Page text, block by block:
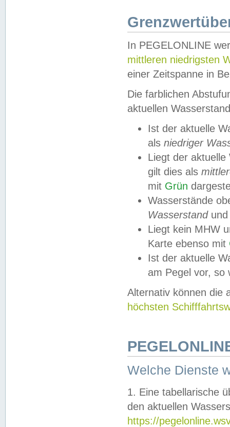
In PEGELONLINE
mittleren niedrigsten
einer Zeitspanne in
Die farblichen
aktuellen
Ist der aktuelle
als niedriger
Liegt der
gilt dies als
mit Grün
Wasserstände
Wasserstandund
Liegt kein MHW
Karte ebenso mit
Ist der aktuelle
am Pegel vor,
Alternativ können die
höchsten
Welche Dienste
1. Eine tabellarische
den aktuellen
https://